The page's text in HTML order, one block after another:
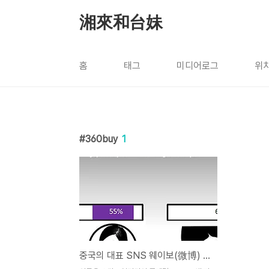
湘來和台妹
홈 태그 미디어로그 위
360buy 1
중국의 대표 SNS 웨이보(微博) 사용자 분석